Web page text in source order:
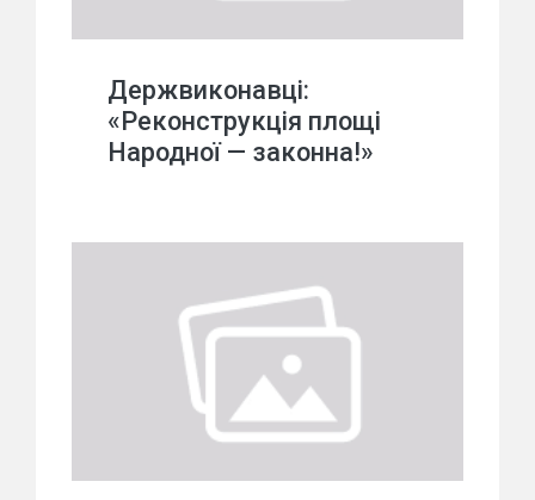
Держвиконавці:
«Реконструкція площі
Народної — законна!»